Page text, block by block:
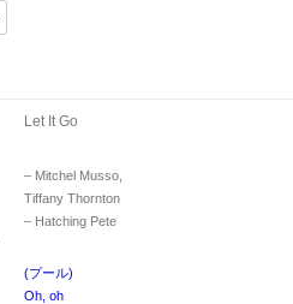
Let It Go
– Mitchel Musso,
Tiffany Thornton
– Hatching Pete
(プール)
Oh, oh